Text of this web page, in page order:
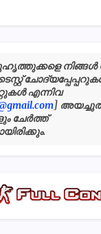
നിങ്ങൾ
എന്നിവ
]
ചേർത്ത്